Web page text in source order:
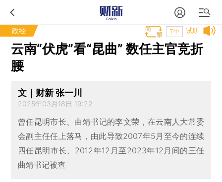
政经 试听
T中
云南“伏虎”看“昆曲” 数任主官竞折
腰
文｜财新 张一川
2025年03月18日 19:22
曾任昆明市长、曲靖书记的李文荣，在云南人大常委
会副主任任上落马，由此导致2007年5月至今的连续
四任昆明市长、2012年12月至2023年12月间的三任
曲靖书记被查